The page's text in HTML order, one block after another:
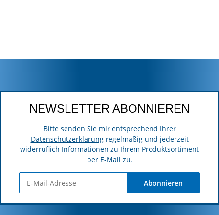
NEWSLETTER ABONNIEREN
Bitte senden Sie mir entsprechend Ihrer
Datenschutzerklärungregelmäßig und jederzeit
widerruflich Informationen zu Ihrem Produktsortiment
per E-Mail zu.
Abonnieren